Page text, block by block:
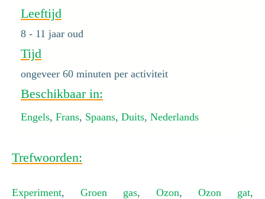
Leeftijd
8 - 11 jaar oud
Tijd
ongeveer 60 minuten per activiteit
Beschikbaar in:
Engels, Frans, Spaans, Duits, Nederlands
Trefwoorden:
Experiment, Groen gas, Ozon, Ozon gat,